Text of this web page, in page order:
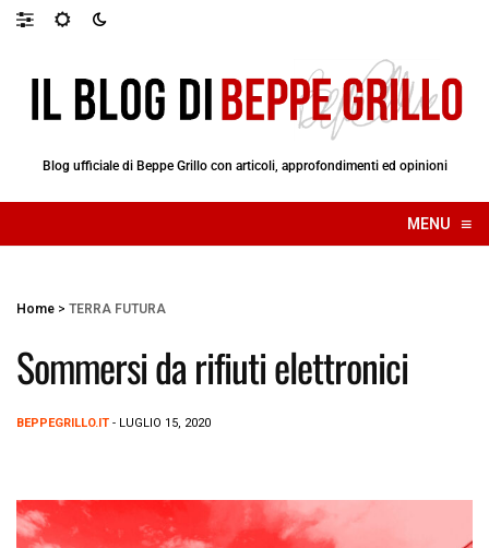
Blog ufficiale di Beppe Grillo con articoli, approfondimenti ed opinioni
MENU ≡
☰
Home > TERRA FUTURA
Sommersi da rifiuti elettronici
BEPPEGRILLO.IT - LUGLIO 15, 2020